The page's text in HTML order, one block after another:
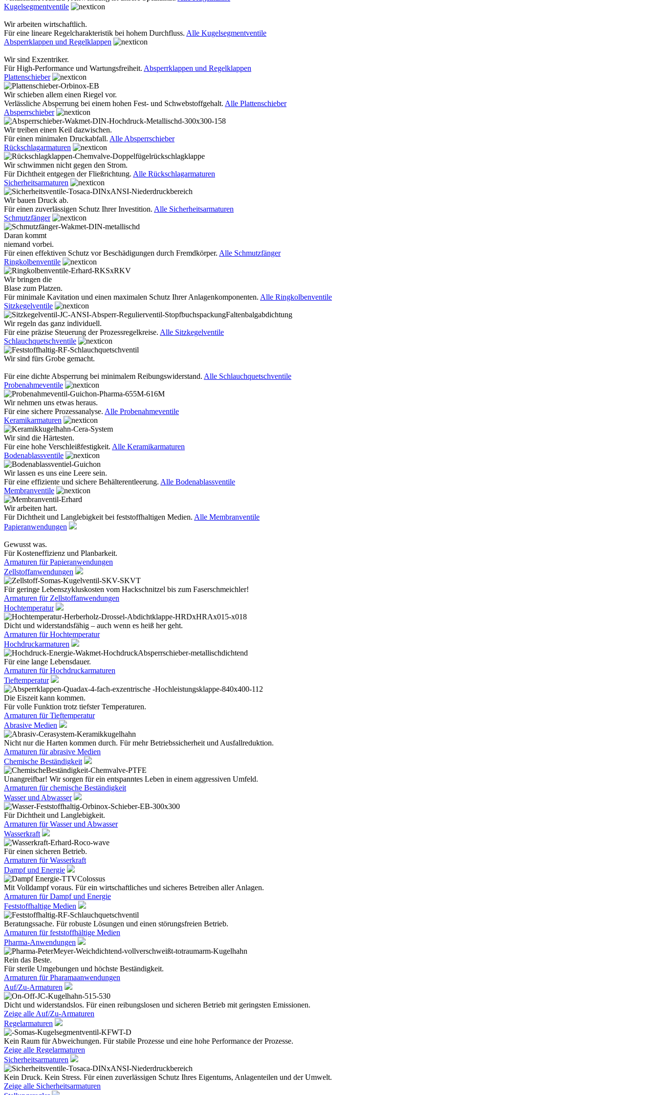
Kugelsegmentventile
Wir arbeiten wirtschaftlich.
Für eine lineare Regelcharakteristik bei hohem Durchfluss. Alle Kugelsegmentventile
Absperrklappen und Regelklappen
Wir sind Exzentriker.
Für High-Performance und Wartungsfreiheit. Absperrklappen und Regelklappen
Plattenschieber
Wir schieben allem einen Riegel vor.
Verlässliche Absperrung bei einem hohen Fest- und Schwebstoffgehalt. Alle Plattenschieber
Absperrschieber
Wir treiben einen Keil dazwischen.
Für einen minimalen Druckabfall. Alle Absperrschieber
Rückschlagarmaturen
Wir schwimmen nicht gegen den Strom.
Für Dichtheit entgegen der Fließrichtung. Alle Rückschlagarmaturen
Sicherheitsarmaturen
Wir bauen Druck ab.
Für einen zuverlässigen Schutz Ihrer Investition. Alle Sicherheitsarmaturen
Schmutzfänger
Daran kommt
niemand vorbei.
Für einen effektiven Schutz vor Beschädigungen durch Fremdkörper. Alle Schmutzfänger
Ringkolbenventile
Wir bringen die
Blase zum Platzen.
Für minimale Kavitation und einen maximalen Schutz Ihrer Anlagenkomponenten. Alle Ringkolbenventile
Sitzkegelventile
Wir regeln das ganz individuell.
Für eine präzise Steuerung der Prozessregelkreise. Alle Sitzkegelventile
Schlauchquetschventile
Wir sind fürs Grobe gemacht.
Für eine dichte Absperrung bei minimalem Reibungswiderstand. Alle Schlauchquetschventile
Probenahmeventile
Wir nehmen uns etwas heraus.
Für eine sichere Prozessanalyse. Alle Probenahmeventile
Keramikarmaturen
Wir sind die Härtesten.
Für eine hohe Verschleißfestigkeit. Alle Keramikarmaturen
Bodenablassventile
Wir lassen es uns eine Leere sein.
Für eine effiziente und sichere Behälterentleerung. Alle Bodenablassventile
Membranventile
Wir arbeiten hart.
Für Dichtheit und Langlebigkeit bei feststoffhaltigen Medien. Alle Membranventile
Papieranwendungen
Gewusst was.
Für Kosteneffizienz und Planbarkeit.
Armaturen für Papieranwendungen
Zellstoffanwendungen
Für geringe Lebenszykluskosten vom Hackschnitzel bis zum Faserschmeichler!
Armaturen für Zellstoffanwendungen
Hochtemperatur
Dicht und widerstandsfähig – auch wenn es heiß her geht.
Armaturen für Hochtemperatur
Hochdruckarmaturen
Für eine lange Lebensdauer.
Armaturen für Hochdruckarmaturen
Tieftemperatur
Die Eiszeit kann kommen.
Für volle Funktion trotz tiefster Temperaturen.
Armaturen für Tieftemperatur
Abrasive Medien
Nicht nur die Harten kommen durch. Für mehr Betriebssicherheit und Ausfallreduktion.
Armaturen für abrasive Medien
Chemische Beständigkeit
Unangreifbar! Wir sorgen für ein entspanntes Leben in einem aggressiven Umfeld.
Armaturen für chemische Beständigkeit
Wasser und Abwasser
Für Dichtheit und Langlebigkeit.
Armaturen für Wasser und Abwasser
Wasserkraft
Für einen sicheren Betrieb.
Armaturen für Wasserkraft
Dampf und Energie
Mit Volldampf voraus. Für ein wirtschaftliches und sicheres Betreiben aller Anlagen.
Armaturen für Dampf und Energie
Feststoffhaltige Medien
Beratungssache. Für robuste Lösungen und einen störungsfreien Betrieb.
Armaturen für feststoffhältige Medien
Pharma-Anwendungen
Rein das Beste.
Für sterile Umgebungen und höchste Beständigkeit.
Armaturen für Pharamaanwendungen
Auf/Zu-Armaturen
Dicht und widerstandslos. Für einen reibungslosen und sicheren Betrieb mit geringsten Emissionen.
Zeige alle Auf/Zu-Armaturen
Regelarmaturen
Kein Raum für Abweichungen. Für stabile Prozesse und eine hohe Performance der Prozesse.
Zeige alle Regelarmaturen
Sicherheitsarmaturen
Kein Druck. Kein Stress. Für einen zuverlässigen Schutz Ihres Eigentums, Anlagenteilen und der Umwelt.
Zeige alle Sicherheitsarmaturen